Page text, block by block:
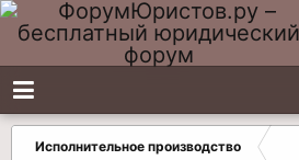
Исполнительное производство